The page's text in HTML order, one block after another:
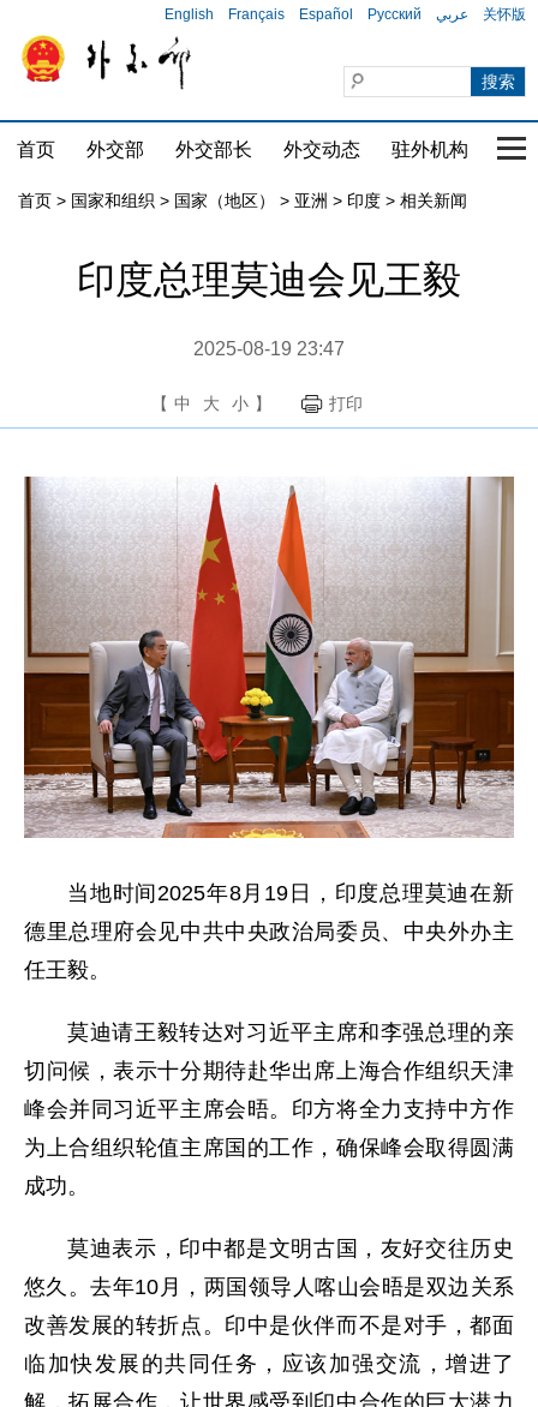
English Français Español Русский عربي 关怀版
首页 外交部 外交部长 外交动态 驻外机构 国
首页 > 国家和组织 > 国家（地区） > 亚洲 > 印度 > 相关新闻
印度总理莫迪会见王毅
2025-08-19 23:47
【 中 大 小 】 打印
当地时间2025年8月19日，印度总理莫迪在新
德里总理府会见中共中央政治局委员、中央外办主
任王毅。
莫迪请王毅转达对习近平主席和李强总理的亲
切问候，表示十分期待赴华出席上海合作组织天津
峰会并同习近平主席会晤。印方将全力支持中方作
为上合组织轮值主席国的工作，确保峰会取得圆满
成功。
莫迪表示，印中都是文明古国，友好交往历史
悠久。去年10月，两国领导人喀山会晤是双边关系
改善发展的转折点。印中是伙伴而不是对手，都面
临加快发展的共同任务，应该加强交流，增进了
解，拓展合作，让世界感受到印中合作的巨大潜力